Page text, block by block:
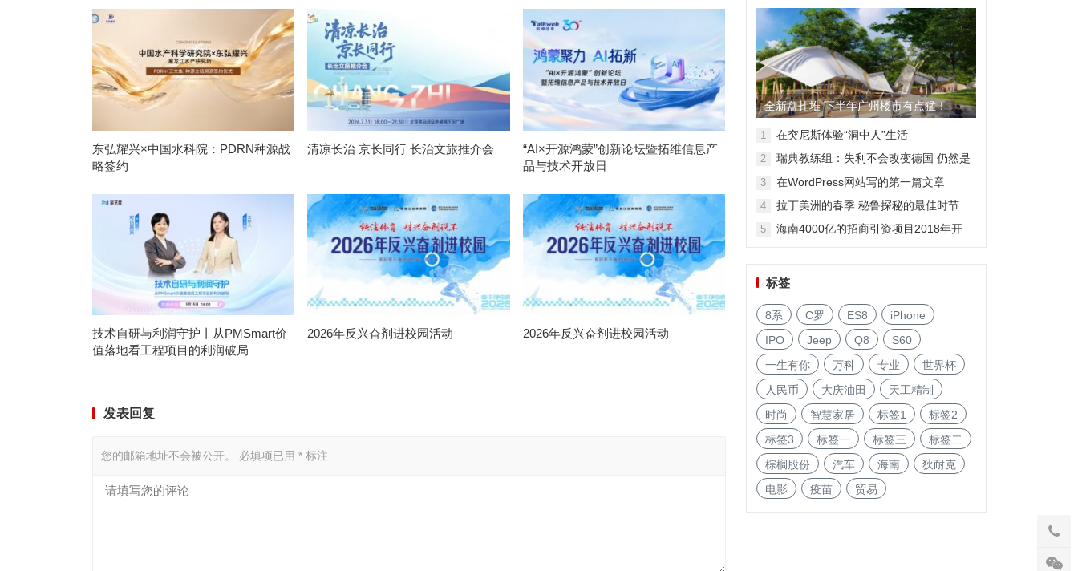
东弘耀兴×中国水科院：PDRN种源战
略签约
清凉长治 京长同行 长治文旅推介会
“AI×开源鸿蒙”创新论坛暨拓维信息产
品与技术开放日
技术自研与利润守护丨从PMSmart价
值落地看工程项目的利润破局
2026年反兴奋剂进校园活动 2026年反兴奋剂进校园活动
发表回复
您的邮箱地址不会被公开。 必填项已用 *标注
全新盘扎堆 下半年广州楼市有点猛！
1 在突尼斯体验“洞中人”生活
2
瑞典教练组：失利不会改变德国 仍然是
3 在WordPress网站写的第一篇文章
4 拉丁美洲的春季 秘鲁探秘的最佳时节
5
海南4000亿的招商引资项目2018年开
标签
8系 C罗 ES8
iPhone
IPO
Jeep Q8
S60
一生有你
万科 专业
世界杯
人民币
大庆油田
天工精制
时尚
智慧家居 标签1
标签2
标签3
标签一 标签三
标签二
棕榈股份
汽车 海南
狄耐克
电影
疫苗 贸易